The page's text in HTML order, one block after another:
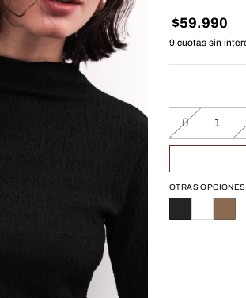
$59.990
9 cuotas sin
0 1
OTRAS